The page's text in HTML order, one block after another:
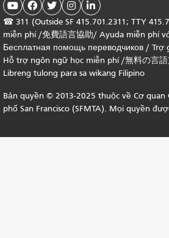
    
☎ 311 (Outside SF 415.701.2311; TTY
miễn phí /免費語言協助/ Ayuda miễn phí
Бесплатная помощь переводчиков / Trợ
Hỗ trợ ngôn ngữ học miễn phí/無料の言
Libreng tulong para sa wikang Filipino
Bản quyền © 2013-2025 thuộc về Cơ quan
phố San Francisco (SFMTA). Mọi quyền